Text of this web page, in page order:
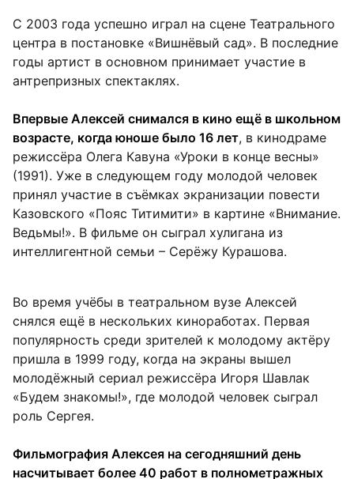
С 2003 года успешно играл на сцене Театрального
центра в постановке «Вишнёвый сад». В последние
годы артист в основном принимает участие в
антрепризных спектаклях.
Впервые Алексей снимался в кино ещё в школьном
возрасте, когда юноше было 16 лет, в кинодраме
режиссёра Олега Кавуна «Уроки в конце весны»
(1991). Уже в следующем году молодой человек
принял участие в съёмках экранизации повести
Казовского «Пояс Титимити» в картине «Внимание.
Ведьмы!». В фильме он сыграл хулигана из
интеллигентной семьи – Серёжу Курашова.
Во время учёбы в театральном вузе Алексей
снялся ещё в нескольких киноработах. Первая
популярность среди зрителей к молодому актёру
пришла в 1999 году, когда на экраны вышел
молодёжный сериал режиссёра Игоря Шавлак
«Будем знакомы!», где молодой человек сыграл
роль Сергея.
Фильмография Алексея на сегодняшний день
насчитывает более 40 работ в полнометражных